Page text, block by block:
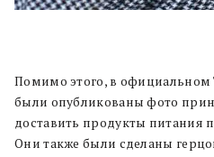
Помимо этого, в
были опубликованы фото
доставить продукты питания
Они также были сделаны